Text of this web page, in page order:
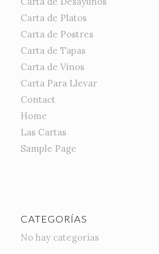
Carta de Platos
Carta de Postres
Carta de Tapas
Carta de Vinos
Carta Para Llevar
Contact
Home
Las Cartas
Sample Page
CATEGORÍAS
No hay categorías